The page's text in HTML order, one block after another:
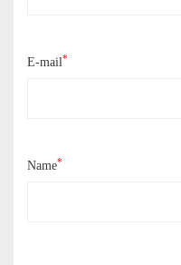
E-mail*
Name*